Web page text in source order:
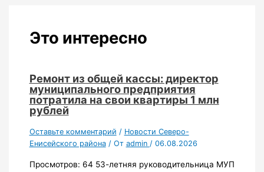
Это интересно
Ремонт из общей кассы: директор
муниципального предприятия
потратила на свои квартиры 1 млн
рублей
Оставьте комментарий / Новости Северо-
Енисейского района/ От admin / 06.08.2026
Просмотров: 64 53-летняя руководительница МУП